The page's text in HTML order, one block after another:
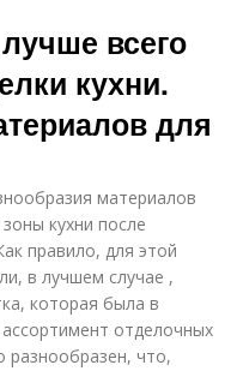
всего
кухни.
для
материалов
кухни после
правило, для этой
в лучшем случае ,
которая была в
отделочных
разнообразен, что,